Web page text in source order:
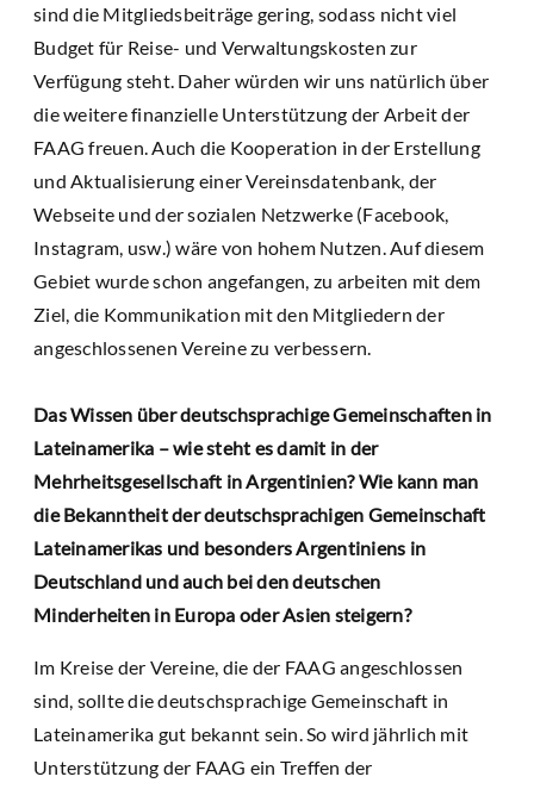
sind die Mitgliedsbeiträge gering, sodass nicht viel
Budget für Reise- und Verwaltungskosten zur
Verfügung steht. Daher würden wir uns natürlich über
die weitere finanzielle Unterstützung der Arbeit der
FAAG freuen. Auch die Kooperation in der Erstellung
und Aktualisierung einer Vereinsdatenbank, der
Webseite und der sozialen Netzwerke (Facebook,
Instagram, usw.) wäre von hohem Nutzen. Auf diesem
Gebiet wurde schon angefangen, zu arbeiten mit dem
Ziel, die Kommunikation mit den Mitgliedern der
angeschlossenen Vereine zu verbessern.
Das Wissen über deutschsprachige Gemeinschaften in
Lateinamerika – wie steht es damit in der
Mehrheitsgesellschaft in Argentinien? Wie kann man
die Bekanntheit der deutschsprachigen Gemeinschaft
Lateinamerikas und besonders Argentiniens in
Deutschland und auch bei den deutschen
Minderheiten in Europa oder Asien steigern?
Im Kreise der Vereine, die der FAAG angeschlossen
sind, sollte die deutschsprachige Gemeinschaft in
Lateinamerika gut bekannt sein. So wird jährlich mit
Unterstützung der FAAG ein Treffen der